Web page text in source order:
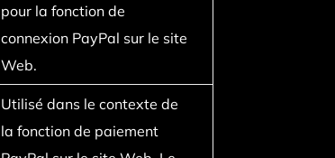
pour la fonction de
connexion PayPal sur le site
Web.
Utilisé dans le contexte de
la fonction de paiement